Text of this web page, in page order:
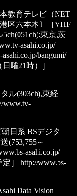
教育テレビ（NET
区六本木〕［VHF
東京,茨
asahi.co.jp/
bangumi/
曜21時）］
ル(303ch),東経
www.tv-
朝日系 BSデジタ
(753,755～
asahi.co.jp/
］
http://www.bs-
Data Vision